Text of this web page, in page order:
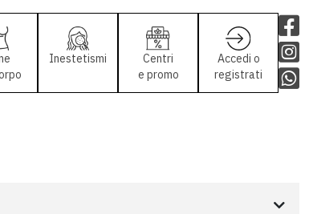
Inestetismi
Centri
e promo
Accedi o
registrati